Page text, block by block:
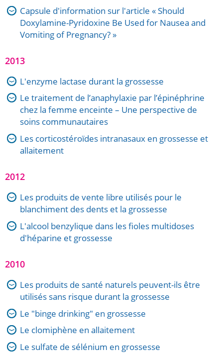
Capsule d'information sur l'article « Should
Doxylamine-Pyridoxine Be Used for Nausea and
Vomiting of Pregnancy? »
2013
L'enzyme lactase durant la grossesse
Le traitement de l’anaphylaxie par l’épinéphrine
chez la femme enceinte – Une perspective de
soins communautaires
Les corticostéroïdes intranasaux en grossesse et
allaitement
2012
Les produits de vente libre utilisés pour le
blanchiment des dents et la grossesse
L'alcool benzylique dans les fioles multidoses
d'héparine et grossesse
2010
Les produits de santé naturels peuvent-ils être
utilisés sans risque durant la grossesse
Le "binge drinking" en grossesse
Le clomiphène en allaitement
Le sulfate de sélénium en grossesse